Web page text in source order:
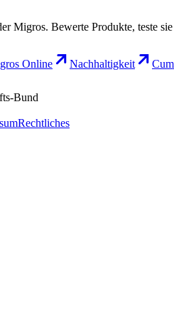
Migros. Bewerte Produkte, teste
Online Nachhaltigkeit
Bund
Rechtliches